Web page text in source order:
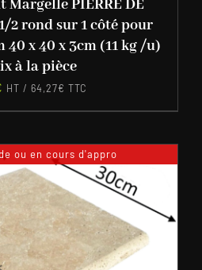
Margelle PIERRE DE
2 rond sur 1 côté pour
40 x 40 x 3cm (11 kg /u)
à la pièce
HT / 64,27€ TTC
ou en cours d'appro